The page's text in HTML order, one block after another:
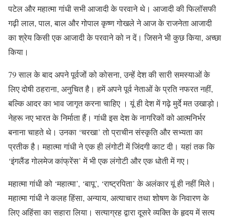
पटेल और महात्मा गांधी सभी आजादी के परवाने थे। आजादी की फिलॉसफी
गढ़ी लाल, पाल, बाल और गोपाल कृष्ण गोखले ने आज के राजनेता आजादी
का श्रेय किसी एक आजादी के परवाने को न दें। जिसने भी कुछ किया, अच्छा
किया।
79 साल के बाद अपने पूर्वजों को कोसना, उन्हें देश की सारी समस्याओं के
लिए दोषी ठहराना, अनुचित है। हमें अपने पूर्व नेताओं के प्रति नफरत नहीं,
बल्कि आदर का भाव जागृत करना चाहिए । यूं ही देश में गढ़े मुर्दे मत उखाड़ो।
नेहरू नए भारत के निर्माता हैं। गांधी इस देश के नागरिकों को आत्मनिर्भर
बनाना चाहते थे। उनका ‘चरखा’ तो प्राचीन संस्कृति और सभ्यता का
प्रतीक है। महात्मा गांधी ने एक ही लंगोटी में जिंदगी काट दी। यहां तक कि
‘इंगलैंड गोलमेज कांफ्रेंस’ में भी एक लंगोटी और एक धोती में गए।
महात्मा गांधी को ‘महात्मा’, ‘बापू’, ‘राष्ट्रपिता’ के अलंकार यूं ही नहीं मिले।
महात्मा गांधी ने कलह हिंसा, अन्याय, अत्याचार तथा शोषण के निवारण के
लिए अहिंसा का सहारा लिया। सत्याग्रह द्वारा दूसरे व्यक्ति के हृदय में सत्य